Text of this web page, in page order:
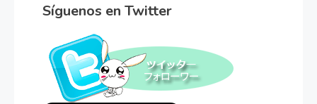
Síguenos en Twitter